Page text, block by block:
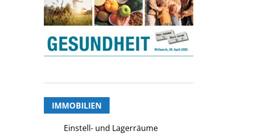
IMMOBILIEN
Einstell- und Lagerräume